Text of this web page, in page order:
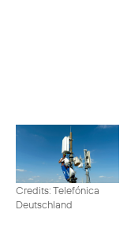
Credits: Telefónica
Deutschland